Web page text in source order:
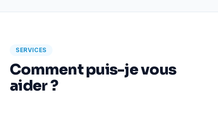
SERVICES
Comment puis-je vous
aider ?